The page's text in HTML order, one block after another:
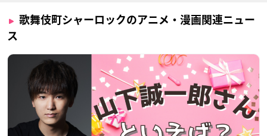
歌舞伎町シャーロックのアニメ・漫画関連ニュー
ス